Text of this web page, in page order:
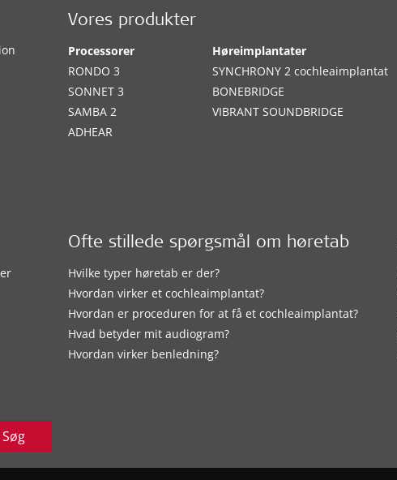
Vores produkter
Processorer
RONDO 3
SONNET 3
SAMBA 2
ADHEAR
Høreimplantater
SYNCHRONY 2 cochleaimplantat
BONEBRIDGE
VIBRANT SOUNDBRIDGE
Ofte stillede spørgsmål om høretab
Hvilke typer høretab er der?
Hvordan virker et cochleaimplantat?
Hvordan er proceduren for at få et cochleaimplantat?
Hvad betyder mit audiogram?
Hvordan virker benledning?
Søg